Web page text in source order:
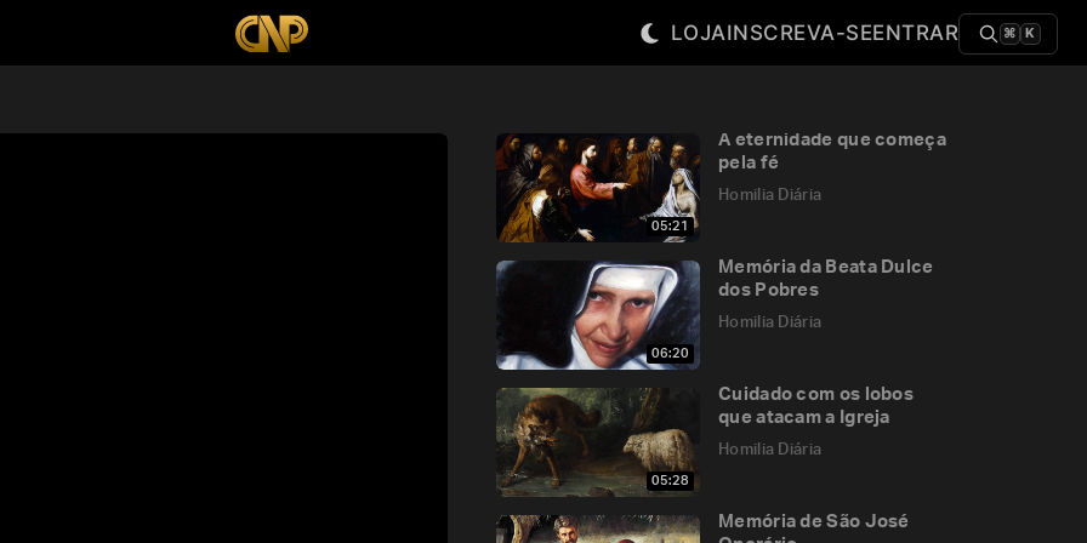
LOJAINSCREVA-SEENTRAR ⌘ K
05:21
A eternidade que começa
pela fé
Homilia Diária
06:20
Memória da Beata Dulce
dos Pobres
Homilia Diária
05:28
Cuidado com os lobos
que atacam a Igreja
Homilia Diária
Memória de São José